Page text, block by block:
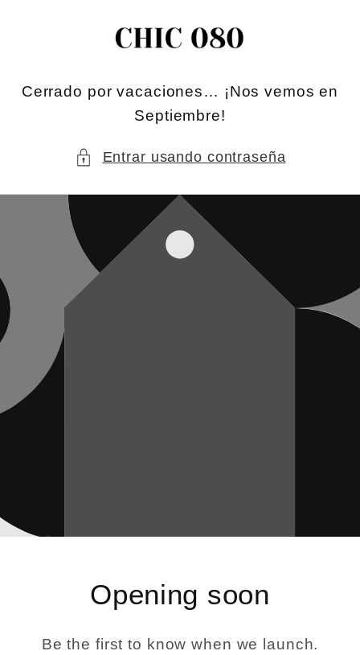
Cerrado por vacaciones… ¡Nos vemos en
Septiembre!
Entrar usando contraseña
Opening soon
Be the first to know when we launch.